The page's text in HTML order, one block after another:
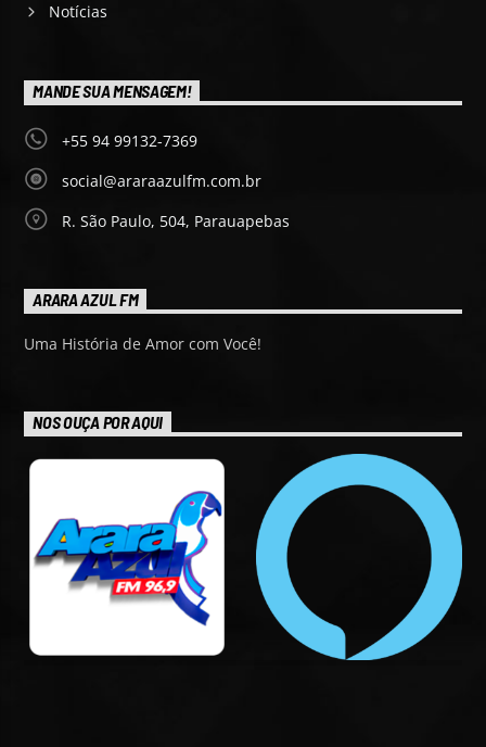
Notícias
MANDE SUA MENSAGEM!
+55 94 99132-7369
social@araraazulfm.com.br
R. São Paulo, 504, Parauapebas
ARARA AZUL FM
Uma História de Amor com Você!
NOS OUÇA POR AQUI